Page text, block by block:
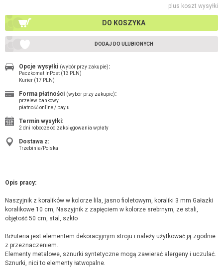
plus koszt wysyłki
DO KOSZYKA
DODAJ DO ULUBIONYCH
Opcje wysyłki (wybór przy zakupie):
Paczkomat InPost (13 PLN)
Kurier (17 PLN)
Forma płatności (wybór przy zakupie):
przelew bankowy
płatność online / pay u
Termin wysyłki:
2 dni robocze od zaksięgowania wpłaty
Dostawa z:
Trzebinia/Polska
Opis pracy:
Naszyjnik z koralików w kolorze lila, jasno fioletowym, koraliki 3 mm Gałazki
koralikowe 10 cm, Naszyjnik z zapięciem w kolorze srebrnym, ze stali,
objętość 50 cm, stal, szkło
Biżuteria jest elementem dekoracyjnym stroju i należy użytkować ją zgodnie
z przeznaczeniem.
Elementy metalowe, sznurki syntetyczne mogą zawierać alergeny i uczulać.
Sznurki, nici to elementy łatwopalne.